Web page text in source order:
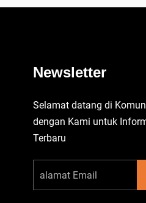
Newsletter
Selamat datang di
dengan Kami untuk
Terbaru